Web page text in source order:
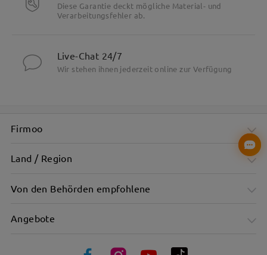
Diese Garantie deckt mögliche Material- und
Verarbeitungsfehler ab.
Live-Chat 24/7
Wir stehen ihnen jederzeit online zur Verfügung
Firmoo
Land / Region
Von den Behörden empfohlene
Angebote